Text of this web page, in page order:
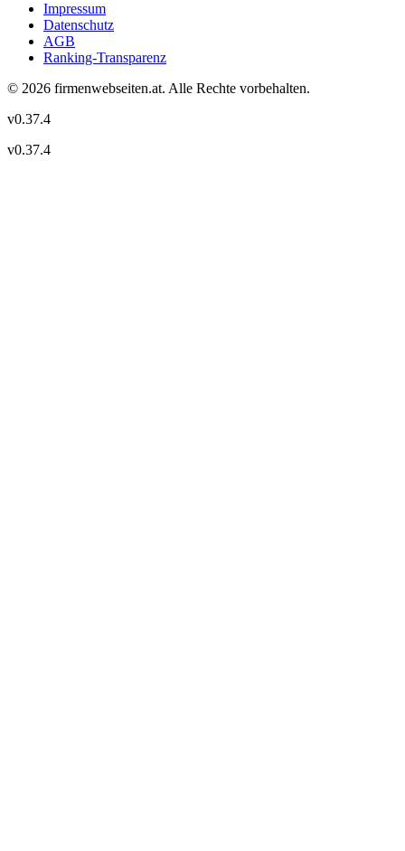
Impressum
Datenschutz
AGB
Ranking-Transparenz
© 2026 firmenwebseiten.at. Alle Rechte vorbehalten.
v0.37.4
v0.37.4